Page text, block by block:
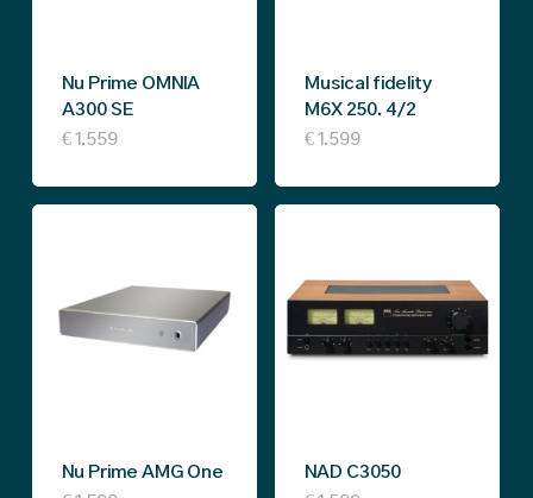
Nu Prime OMNIA
A300 SE
€1.559
Musical fidelity
M6X 250. 4/2
€ 1.599
product
variants.
The
Nu Prime AMG One
NAD C3050